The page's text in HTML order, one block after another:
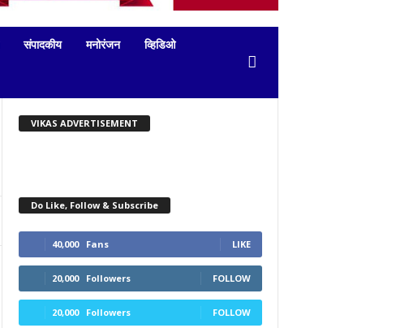
संपादकीय मनोरंजन व्हिडिओ
VIKAS ADVERTISEMENT
Do Like, Follow & Subscribe
40,000 Fans LIKE
20,000 Followers FOLLOW
20,000 Followers FOLLOW